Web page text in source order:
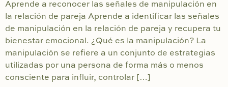
Aprende a reconocer las señales de manipulación en
la relación de pareja Aprende a identificar las señales
de manipulación en la relación de pareja y recupera tu
bienestar emocional. ¿Qué es la manipulación? La
manipulación se refiere a un conjunto de estrategias
utilizadas por una persona de forma más o menos
consciente para influir, controlar […]